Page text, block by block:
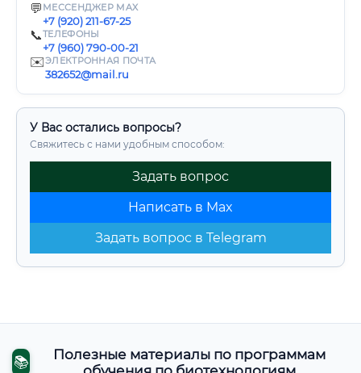
💬 МЕССЕНДЖЕР MAX
+7 (920) 211-67-25
📞ТЕЛЕФОНЫ
+7 (960) 790-00-21
✉️ЭЛЕКТРОННАЯ ПОЧТА
382652@mail.ru
У Вас остались вопросы?
Свяжитесь с нами удобным способом:
Задать вопрос
Написать в Max
Задать вопрос в Telegram
📚
Полезные материалы по программам